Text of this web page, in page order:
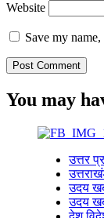
Website
Save my
You may
उत्तर
उदय
उदय